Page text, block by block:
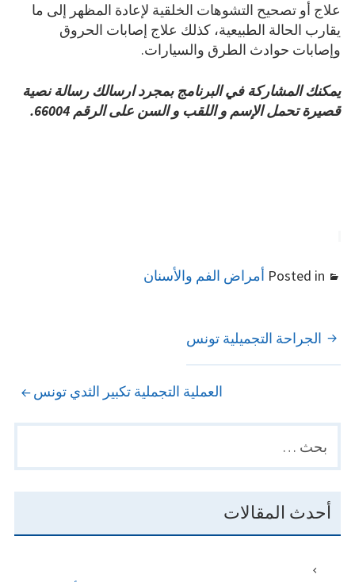
علاج أو تصحيح التشوهات الخلقية لإعادة المظهر إلى ما
يقارب الحالة الطبيعية، كذلك علاج إصابات الحروق
وإصابات حوادث الطرق والسيارات.
يمكنك المشاركة في البرنامج بمجرد ارسالك رسالة نصية
قصيرة تحمل الإسم و اللقب و السن على الرقم 66004.
Posted in أمراض الفم والأسنان
POST
NAVIGATION
الجراحة التجميلية تونس
العملية التجملية تكبير الثدي تونس
SIDEBAR
البحث
عن:
أحدث المقالات